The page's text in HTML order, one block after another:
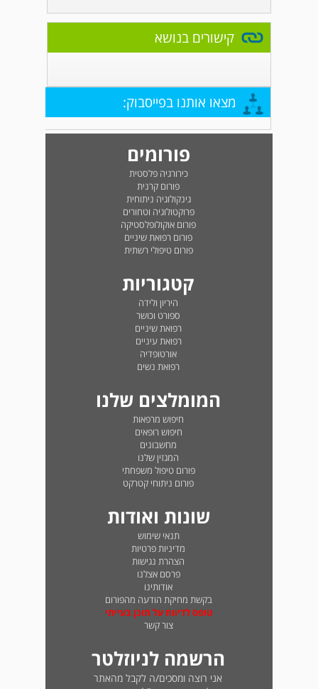
קישורים בנושא
מצאו אותנו בפייסבוק:
פורומים
כירורגיה פלסטית
פורום קרנית
גינקולוגיה ניתוחית
פרוקטולוגיה וטחורים
פורום אוקולופלסטיקה
פורום רפואת שיניים
פורום טיפולי רשתית
קטגוריות
היריון ולידה
ספורט וכושר
רפואת שיניים
רפואת עיניים
אורטופדיה
רפואת נשים
המומלצים שלנו
חיפוש מרפאות
חיפוש רופאים
מחשבונים
המגזין שלנו
פורום טיפול משפחתי
פורום ניתוחי קטרקט
שונות ואודות
תנאי שימוש
מדיניות פרטיות
הצהרת נגישות
פרסם אצלנו
אודותינו
בקשת מחיקת הודעה מהפורום
טופס לדיווח על תוכן בעייתי
צור קשר
הרשמה לניוזלטר
אני רוצה ומסכים/ה לקבל מהאתר